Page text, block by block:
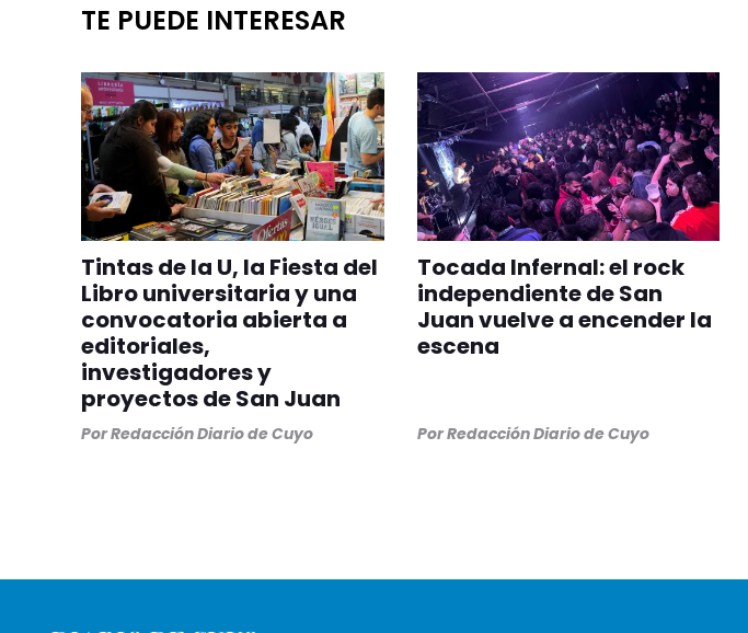
TE PUEDE INTERESAR
Tintas de la U, la Fiesta del
Libro universitaria y una
convocatoria abierta a
editoriales,
investigadores y
proyectos de San Juan
PorRedacción Diario de Cuyo
Tocada Infernal: el rock
independiente de San
Juan vuelve a encender la
escena
PorRedacción Diario de Cuyo